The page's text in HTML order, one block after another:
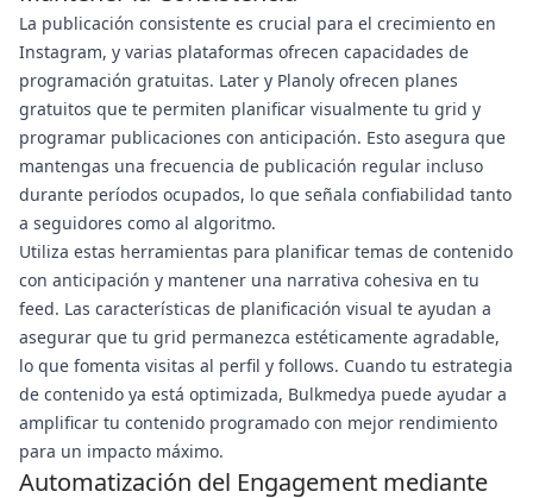
La publicación consistente es crucial para el crecimiento en
Instagram, y varias plataformas ofrecen capacidades de
programación gratuitas. Later y Planoly ofrecen planes
gratuitos que te permiten planificar visualmente tu grid y
programar publicaciones con anticipación. Esto asegura que
mantengas una frecuencia de publicación regular incluso
durante períodos ocupados, lo que señala confiabilidad tanto
a seguidores como al algoritmo.
Utiliza estas herramientas para planificar temas de contenido
con anticipación y mantener una narrativa cohesiva en tu
feed. Las características de planificación visual te ayudan a
asegurar que tu grid permanezca estéticamente agradable,
lo que fomenta visitas al perfil y follows. Cuando tu estrategia
de contenido ya está optimizada, Bulkmedya puede ayudar a
amplificar tu contenido programado con mejor rendimiento
para un impacto máximo.
Automatización del Engagement mediante